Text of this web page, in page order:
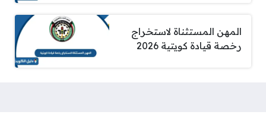
المهن المستثناة لاستخراج
رخصة قيادة كويتية 2026